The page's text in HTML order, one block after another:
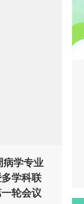
病学专业
学科联
轮会议